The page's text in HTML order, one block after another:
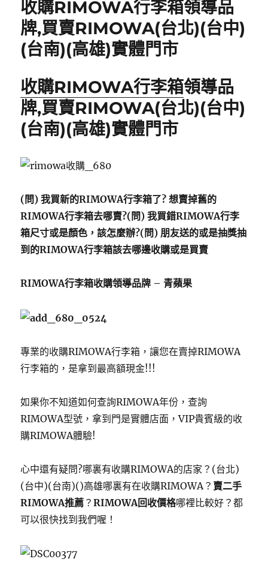
o
k
收購RIMOWA行李箱領導品
牌,買賣RIMOWA(台北)(台中)
(台南)(高雄)實體門市
收購RIMOWA行李箱領導品
牌,買賣RIMOWA(台北)(台中)
(台南)(高雄)實體門市
(問) 我買新的RIMOWA行李箱了? 想賣掉舊的
RIMOWA行李箱去哪賣?(問) 我買錯RIMOWA行李
箱尺寸或是顏色，該怎麼辦?(問) 朋友送的或是抽獎抽
到的RIMOWA行李箱該去哪邊收購或是買賣
RIMOWA行李箱收購領導品牌 – 青蘋果
專業的收購RIMOWA行李箱，讓您在賣掉RIMOWA
行李箱的，是拿到最高額現金!!!
如果你不知道如何查詢RIMOWA年份，查詢
RIMOWA型號，拿到門是實體店面，VIP貴賓級的收
購RIMOWA體驗!
心中還有疑問?哪裏有收購RIMOWA的店家？(台北)
(台中)(台南)()高雄哪裏有在收購RIMOWA？ 賣二手
RIMOWA推薦 ？RIMOWA回收價格哪裡比較好？都
可以很快找到我們喔！